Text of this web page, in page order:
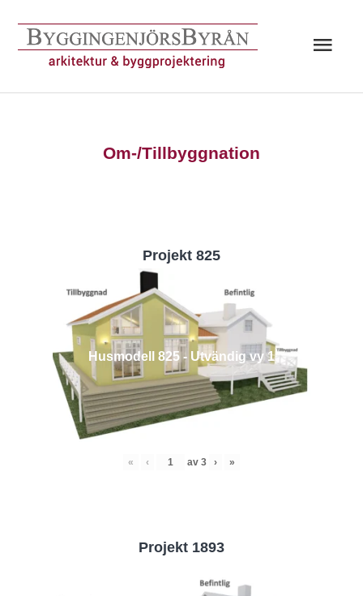
innehåll
Om-/Tillbyggnation
Projekt 825
Husmodell 825 - Utvändig vy 1
« ‹ av 3 › »
Projekt 1893